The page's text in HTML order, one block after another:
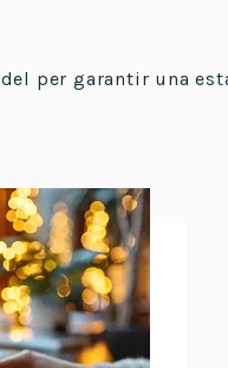
per garantir una